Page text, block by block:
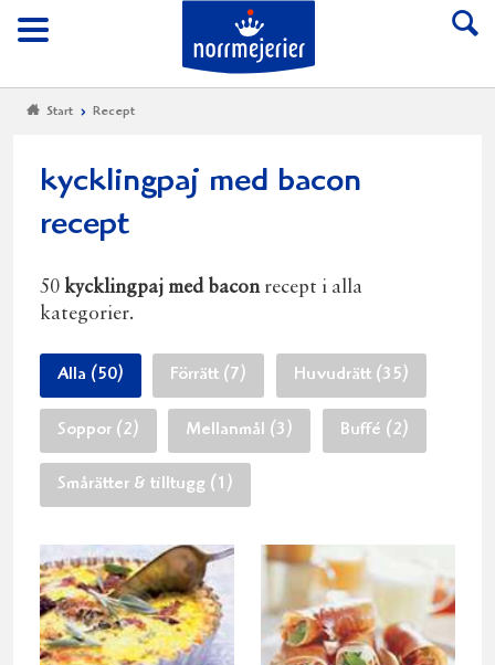
Meny
Till Norrmejerier
Start Recept
kycklingpaj med bacon
recept
50 kycklingpaj med baconrecept i alla
kategorier.
Alla (50) Förrätt (7) Huvudrätt (35)
Soppor (2) Mellanmål (3) Buffé (2)
Smårätter & tilltugg (1)